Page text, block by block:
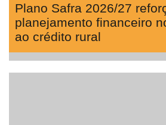
Plano Safra 2026/27
planejamento financeiro
ao crédito rural